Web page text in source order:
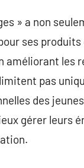
» a non
ses
améliorant les
pas
des
gérer leurs